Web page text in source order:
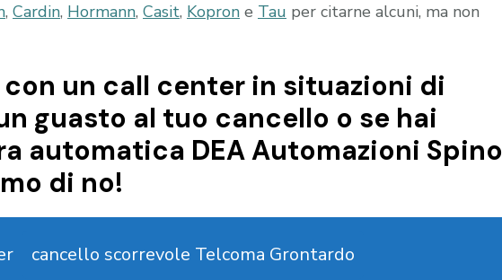
, Cardin, Hormann, Casit, Kopron e Tau per citarne alcuni, ma non
un call center in situazioni di
guasto al tuo cancello o se hai
automatica DEA Automazioni Spino
di no!
cancello scorrevole Telcoma Grontardo